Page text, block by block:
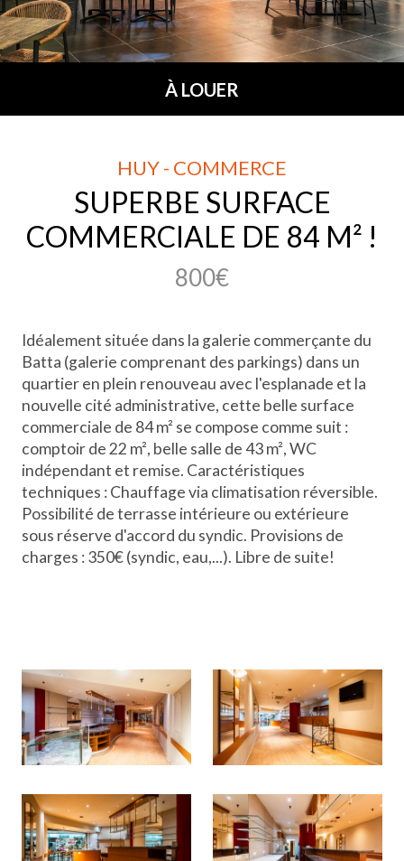
À LOUER
HUY - COMMERCE
SUPERBE SURFACE
COMMERCIALE DE 84 M² !
800€
Idéalement située dans la galerie commerçante du
Batta (galerie comprenant des parkings) dans un
quartier en plein renouveau avec l'esplanade et la
nouvelle cité administrative, cette belle surface
commerciale de 84 m² se compose comme suit :
comptoir de 22 m², belle salle de 43 m², WC
indépendant et remise. Caractéristiques
techniques : Chauffage via climatisation réversible.
Possibilité de terrasse intérieure ou extérieure
sous réserve d'accord du syndic. Provisions de
charges : 350€ (syndic, eau,...). Libre de suite!